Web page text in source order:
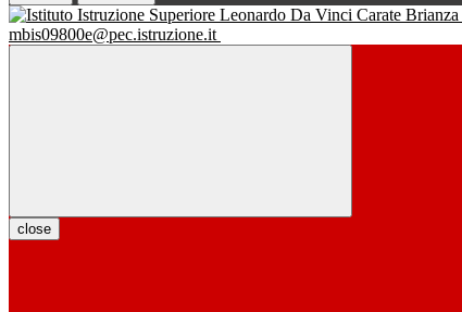
mbis09800e@pec.istruzione.it
close